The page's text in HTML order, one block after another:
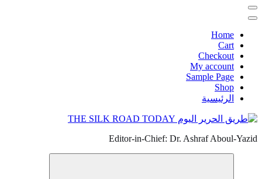
Home
Cart
Checkout
My account
Sample Page
Shop
الرئيسية
Editor-in-Chief: Dr. Ashraf Aboul-Yazid